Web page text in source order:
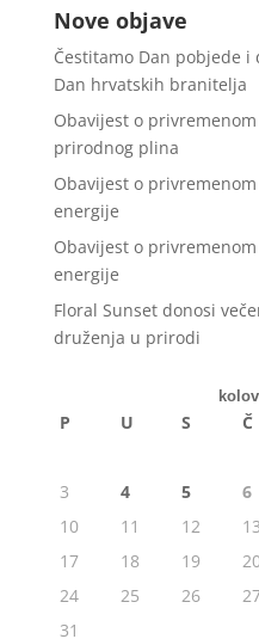
Nove objave
Čestitamo Dan pobjede
Dan hrvatskih branitelja
Obavijest o
prirodnog plina
Obavijest o
energije
Obavijest o
energije
Floral Sunset donosi
druženja u prirodi
P U S Č
3
4 5 6
10
11 12 13
17
18 19
24
25 26
31